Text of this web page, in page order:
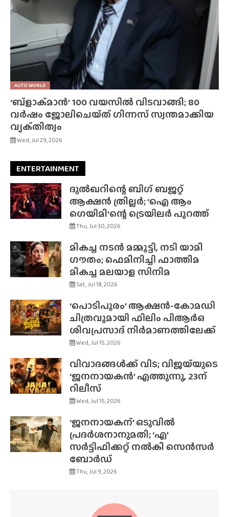
AUTO WORLD
‘ബ്‌ളാക്‌മാൻ’ 100 വയസിൽ വിടവാങ്ങി; 80
വർഷം ജോലിചെയ്‌ത്‌ ഗിന്നസ് സ്വന്തമാക്കിയ
വ്യക്‌തിത്വം
Wed, Jul 29, 2026
ENTERTAINMENT
ദുൽഖറിന്റെ ബിഗ് ബജറ്റ്
ആക്ഷൻ ത്രില്ലർ; ‘ഐ ആം
ഗെയിമി’ന്റെ ട്രെയിലർ പുറത്ത്
Thu, Jul 30, 2026
മികച്ച നടൻ മമ്മൂട്ടി, നടി യാമി
ഗൗതം; ഫെമിനിച്ചി ഫാത്തിമ
മികച്ച മലയാള സിനിമ
Sat, Jul 18, 2026
‘പൊടിപൂരം’ ആക്ഷൻ-കോമഡി
ചിത്രവുമായി ഫിലിം പിആർഒ
ശിവപ്രസാദ് നിർമാണത്തിലേക്ക്
Wed, Jul 15, 2026
വിവാദങ്ങൾക്ക് വിട; വിജയ്‌യുടെ
‘ജനനായകൻ’ എത്തുന്നു, 23ന്
റിലീസ്
Wed, Jul 15, 2026
‘ജനനായകന്’ ഒടുവിൽ
പ്രദർശനാനുമതി; ‘എ’
സർട്ടിഫിക്കറ്റ് നൽകി സെൻസർ
ബോർഡ്
Thu, Jul 9, 2026